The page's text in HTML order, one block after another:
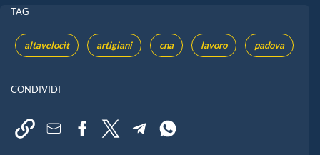
TAG
altavelocit artigiani cna lavoro padova
CONDIVIDI